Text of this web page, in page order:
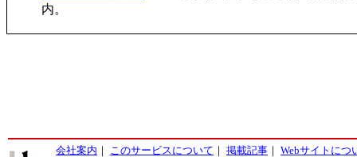
内。
会社案内 ｜ このサービスについて ｜ 掲載記事 ｜ Webサイトにつ